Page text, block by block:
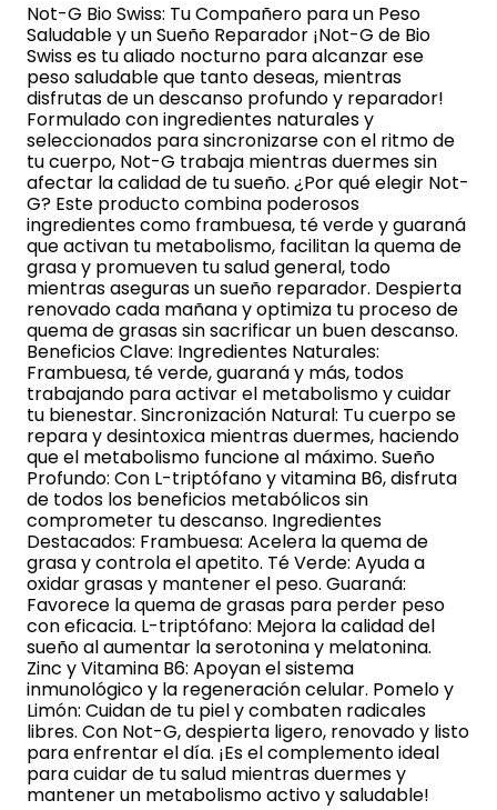
Not-G Bio Swiss: Tu Compañero para un Peso
Saludable y un Sueño Reparador ¡Not-G de Bio
Swiss es tu aliado nocturno para alcanzar ese
peso saludable que tanto deseas, mientras
disfrutas de un descanso profundo y reparador!
Formulado con ingredientes naturales y
seleccionados para sincronizarse con el ritmo de
tu cuerpo, Not-G trabaja mientras duermes sin
afectar la calidad de tu sueño. ¿Por qué elegir Not-
G? Este producto combina poderosos
ingredientes como frambuesa, té verde y guaraná
que activan tu metabolismo, facilitan la quema de
grasa y promueven tu salud general, todo
mientras aseguras un sueño reparador. Despierta
renovado cada mañana y optimiza tu proceso de
quema de grasas sin sacrificar un buen descanso.
Beneficios Clave: Ingredientes Naturales:
Frambuesa, té verde, guaraná y más, todos
trabajando para activar el metabolismo y cuidar
tu bienestar. Sincronización Natural: Tu cuerpo se
repara y desintoxica mientras duermes, haciendo
que el metabolismo funcione al máximo. Sueño
Profundo: Con L-triptófano y vitamina B6, disfruta
de todos los beneficios metabólicos sin
comprometer tu descanso. Ingredientes
Destacados: Frambuesa: Acelera la quema de
grasa y controla el apetito. Té Verde: Ayuda a
oxidar grasas y mantener el peso. Guaraná:
Favorece la quema de grasas para perder peso
con eficacia. L-triptófano: Mejora la calidad del
sueño al aumentar la serotonina y melatonina.
Zinc y Vitamina B6: Apoyan el sistema
inmunológico y la regeneración celular. Pomelo y
Limón: Cuidan de tu piel y combaten radicales
libres. Con Not-G, despierta ligero, renovado y listo
para enfrentar el día. ¡Es el complemento ideal
para cuidar de tu salud mientras duermes y
mantener un metabolismo activo y saludable!